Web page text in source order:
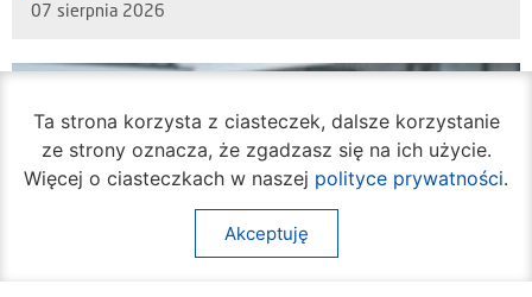
07 sierpnia 2026
Ta strona korzysta z ciasteczek, dalsze korzystanie
ze strony oznacza, że zgadzasz się na ich użycie.
Więcej o ciasteczkach w naszej polityce prywatności.
Akceptuję